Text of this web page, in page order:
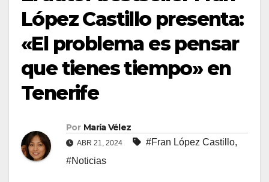
López Castillo presenta:
«El problema es pensar
que tienes tiempo» en
Tenerife
Por María Vélez
ABR 21, 2024 #Fran López Castillo,
#Noticias